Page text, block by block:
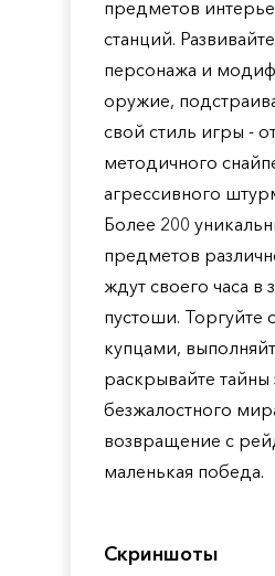
предметов
станций.
персонажа и
оружие,
свой стиль игры -
методичного
агрессивного
Более 200
предметов
ждут своего часа в
пустоши. Торгуйте
купцами,
раскрывайте тайны
безжалостного
возвращение с
маленькая победа.
Скриншоты